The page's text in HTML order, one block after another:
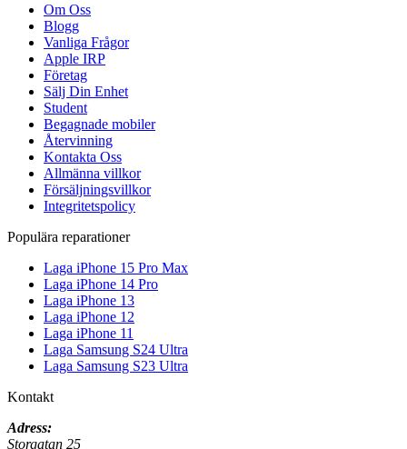
Om Oss
Blogg
Vanliga Frågor
Apple IRP
Företag
Sälj Din Enhet
Student
Begagnade mobiler
Återvinning
Kontakta Oss
Allmänna villkor
Försäljningsvillkor
Integritetspolicy
Populära reparationer
Laga iPhone 15 Pro Max
Laga iPhone 14 Pro
Laga iPhone 13
Laga iPhone 12
Laga iPhone 11
Laga Samsung S24 Ultra
Laga Samsung S23 Ultra
Kontakt
Adress:
Storgatan 25